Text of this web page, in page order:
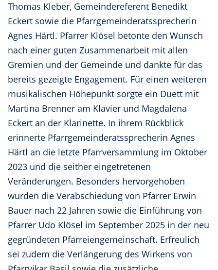
Thomas Kleber, Gemeindereferent Benedikt
Eckert sowie die Pfarrgemeinderatssprecherin
Agnes Härtl. Pfarrer Klösel betonte den Wunsch
nach einer guten Zusammenarbeit mit allen
Gremien und der Gemeinde und dankte für das
bereits gezeigte Engagement. Für einen weiteren
musikalischen Höhepunkt sorgte ein Duett mit
Martina Brenner am Klavier und Magdalena
Eckert an der Klarinette. In ihrem Rückblick
erinnerte Pfarrgemeinderatssprecherin Agnes
Härtl an die letzte Pfarrversammlung im Oktober
2023 und die seither eingetretenen
Veränderungen. Besonders hervorgehoben
wurden die Verabschiedung von Pfarrer Erwin
Bauer nach 22 Jahren sowie die Einführung von
Pfarrer Udo Klösel im September 2025 in der neu
gegründeten Pfarreiengemeinschaft. Erfreulich
sei zudem die Verlängerung des Wirkens von